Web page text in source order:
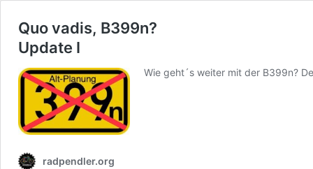
Quo vadis, B399n?
Update I
Wie geht´s weiter mit der B399n?
radpendler.org